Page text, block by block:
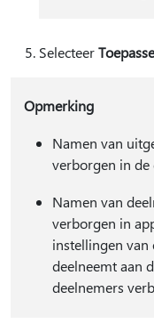
Selecteer
Opmerking
Namen van
verborgen in de
Namen van
verborgen in
instellingen van
deelneemt aan
deelnemers